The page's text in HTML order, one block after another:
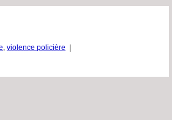
violence policière